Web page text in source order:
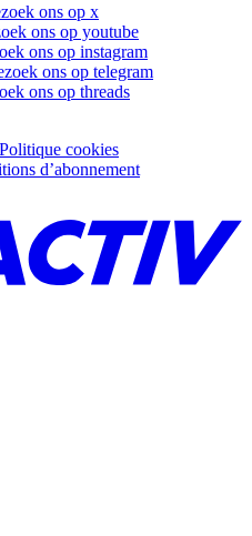
ons op x
ons op youtube
ons op instagram
ons op telegram
ons op threads
Politique cookies
d’abonnement